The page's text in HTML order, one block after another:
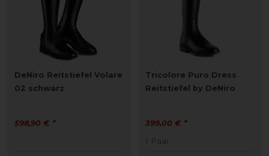
DeNiro Reitstiefel Volare
02 schwarz
598,90 € *
Tricolore Puro Dress
Reitstiefel by DeNiro
399,00 € *
1 Paar